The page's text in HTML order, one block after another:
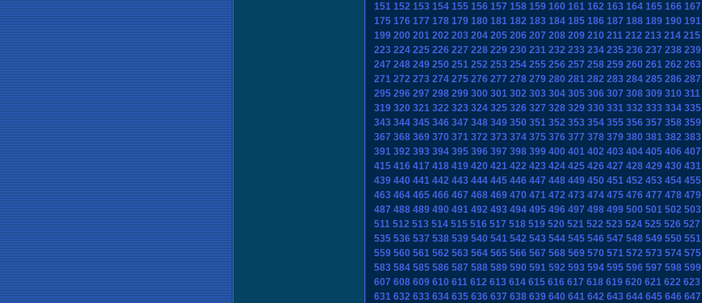
151 152 153 154 155 156 157 158 159 160 161 162 163 164 165 166 167
175 176 177 178 179 180 181 182 183 184 185 186 187 188 189 190 191
199 200 201 202 203 204 205 206 207 208 209 210 211 212 213 214 215
223 224 225 226 227 228 229 230 231 232 233 234 235 236 237 238 239
247 248 249 250 251 252 253 254 255 256 257 258 259 260 261 262 263
271 272 273 274 275 276 277 278 279 280 281 282 283 284 285 286 287
295 296 297 298 299 300 301 302 303 304 305 306 307 308 309 310 311
319 320 321 322 323 324 325 326 327 328 329 330 331 332 333 334 335
343 344 345 346 347 348 349 350 351 352 353 354 355 356 357 358 359
367 368 369 370 371 372 373 374 375 376 377 378 379 380 381 382 383
391 392 393 394 395 396 397 398 399 400 401 402 403 404 405 406 407
415 416 417 418 419 420 421 422 423 424 425 426 427 428 429 430 431
439 440 441 442 443 444 445 446 447 448 449 450 451 452 453 454 455
463 464 465 466 467 468 469 470 471 472 473 474 475 476 477 478 479
487 488 489 490 491 492 493 494 495 496 497 498 499 500 501 502 503
511 512 513 514 515 516 517 518 519 520 521 522 523 524 525 526 527
535 536 537 538 539 540 541 542 543 544 545 546 547 548 549 550 551
559 560 561 562 563 564 565 566 567 568 569 570 571 572 573 574 575
583 584 585 586 587 588 589 590 591 592 593 594 595 596 597 598 599
607 608 609 610 611 612 613 614 615 616 617 618 619 620 621 622 623
631 632 633 634 635 636 637 638 639 640 641 642 643 644 645 646 647